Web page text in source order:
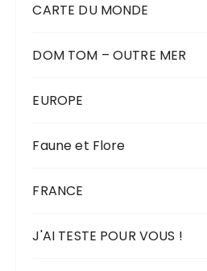
CARTE DU MONDE
DOM TOM – OUTRE MER
EUROPE
Faune et Flore
FRANCE
J'AI TESTE POUR VOUS !